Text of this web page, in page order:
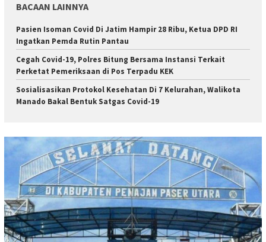
BACAAN LAINNYA
Pasien Isoman Covid Di Jatim Hampir 28 Ribu, Ketua DPD RI
Ingatkan Pemda Rutin Pantau
Cegah Covid-19, Polres Bitung Bersama Instansi Terkait
Perketat Pemeriksaan di Pos Terpadu KEK
Sosialisasikan Protokol Kesehatan Di 7 Kelurahan, Walikota
Manado Bakal Bentuk Satgas Covid-19